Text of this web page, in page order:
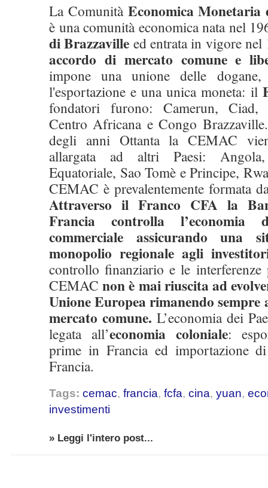
La Comunità Economica Monetaria
è una comunità economica nata nel
di Brazzaville ed entrata in vigore
accordo di mercato comune e
impone una unione delle
l'esportazione e una unica moneta: il
fondatori furono: Camerun, Ciad,
Centro Africana e Congo
degli anni Ottanta la CEMAC
allargata ad altri Paesi:
Equatoriale, Sao Tomè e Principe,
CEMAC è prevalentemente formata
Attraverso il Franco CFA la
Francia controlla l’economia
commerciale assicurando una
monopolio regionale agli
controllo finanziario e le
CEMACnon è mai riuscita ad
Unione Europea rimanendo
mercato comune. L’economia dei
legata all’economia coloniale:
prime in Francia ed importazione
Francia.
Tags: cemac, francia, fcfa, cina, yuan,
investimenti
» Leggi l'intero post...